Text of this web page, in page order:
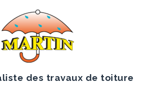
des travaux de toiture